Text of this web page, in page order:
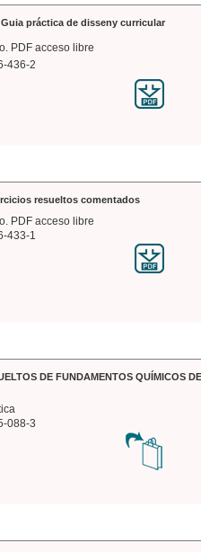
práctica de disseny curricular
PDF acceso libre
436-2
resueltos comentados
PDF acceso libre
433-1
DE FUNDAMENTOS QUÍMICOS
088-3